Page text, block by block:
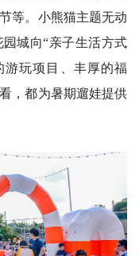
等。小熊猫主题无动
城向“亲子生活方式
游玩项目、丰厚的福
，都为暑期遛娃提供